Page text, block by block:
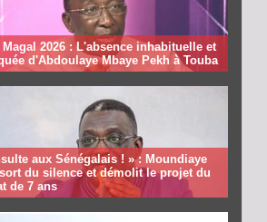
Magal 2026 : L'absence inhabituelle et
d'Abdoulaye Mbaye Pekh à Touba
aux Sénégalais ! » : Moundiaye
du silence et démolit le projet du
de 7 ans